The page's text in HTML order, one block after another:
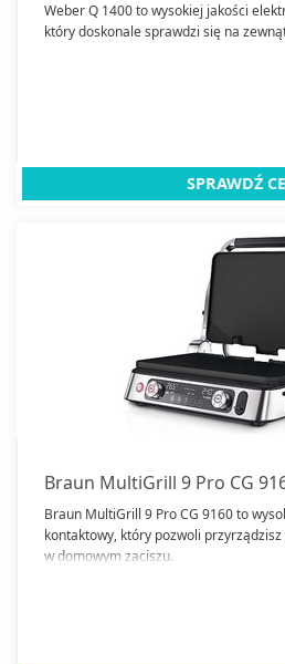
Weber Q 1400 to wysokiej jakości
który doskonale sprawdzi się na
SPRAWDŹ
Braun MultiGrill 9 Pro CG
Braun MultiGrill 9 Pro CG 9160 to
kontaktowy, który pozwoli
w domowym zaciszu.